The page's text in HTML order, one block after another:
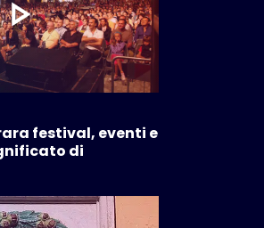
festival, eventi e
di